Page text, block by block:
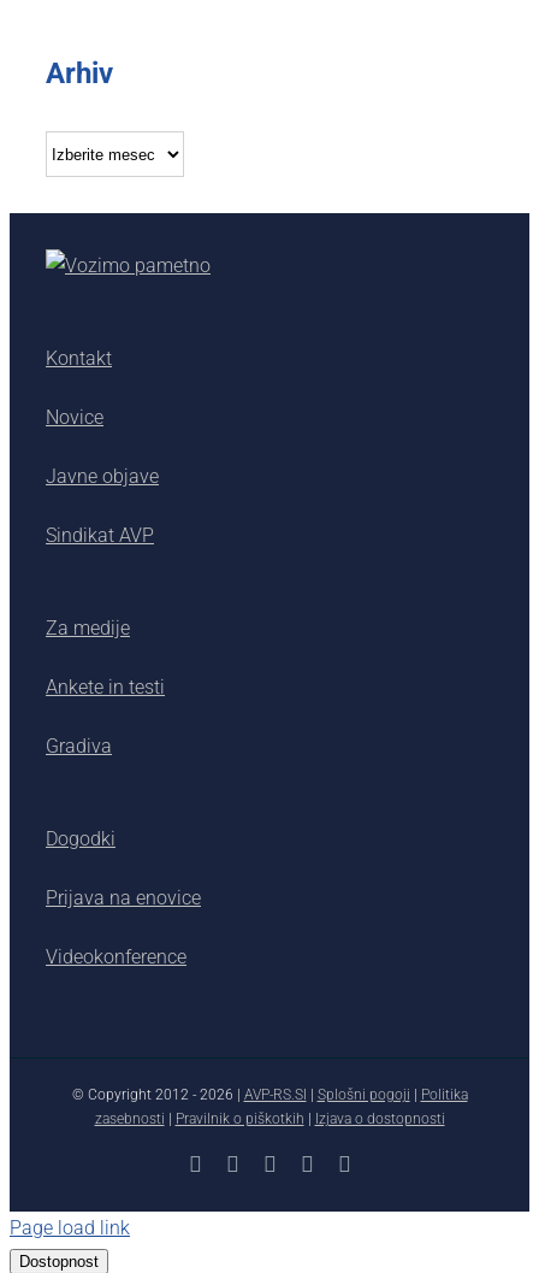
Arhiv
Arhiv
Kontakt
Novice
Javne objave
Sindikat AVP
Za medije
Ankete in testi
Gradiva
Dogodki
Prijava na enovice
Videokonference
© Copyright 2012 - 2026 | AVP-RS.SI Splošni pogoji
Politika
zasebnosti
Pravilnik o piškotkih Izjava o dostopnosti
Facebook YouTubeInstagram
Page load link
Dostopnost